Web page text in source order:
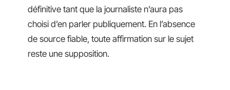
définitive tant que la journaliste n’aura pas
choisi d’en parler publiquement. En l’absence
de source fiable, toute affirmation sur le sujet
reste une supposition.